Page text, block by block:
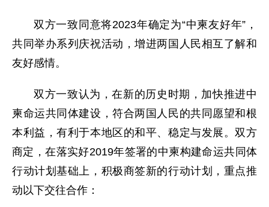
双方一致同意将2023年确定为“中柬友好年”，
共同举办系列庆祝活动，增进两国人民相互了解和
友好感情。
双方一致认为，在新的历史时期，加快推进中
柬命运共同体建设，符合两国人民的共同愿望和根
本利益，有利于本地区的和平、稳定与发展。双方
商定，在落实好2019年签署的中柬构建命运共同体
行动计划基础上，积极商签新的行动计划，重点推
动以下交往合作：